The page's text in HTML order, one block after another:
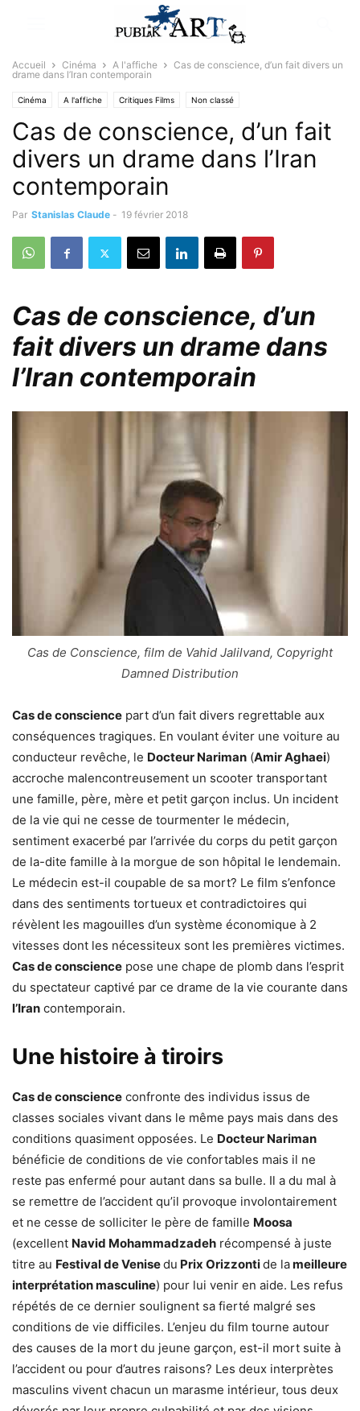
Accueil Cinéma A l'affiche
Cas de conscience, d’un fait divers un
drame dans l’Iran contemporain
Cinéma A l'affiche Critiques Films Non classé
Cas de conscience, d’un fait
divers un drame dans l’Iran
contemporain
Par Stanislas Claude - 19 février 2018
Cas de conscience, d’un
fait divers un drame dans
l’Iran contemporain
Cas de Conscience, film de Vahid Jalilvand, Copyright
Damned Distribution
Cas de conscience part d’un fait divers regrettable aux
conséquences tragiques. En voulant éviter une voiture au
conducteur revêche, le Docteur Nariman (Amir Aghaei)
accroche malencontreusement un scooter transportant
une famille, père, mère et petit garçon inclus. Un incident
de la vie qui ne cesse de tourmenter le médecin,
sentiment exacerbé par l’arrivée du corps du petit garçon
de la-dite famille à la morgue de son hôpital le lendemain.
Le médecin est-il coupable de sa mort? Le film s’enfonce
dans des sentiments tortueux et contradictoires qui
révèlent les magouilles d’un système économique à 2
vitesses dont les nécessiteux sont les premières victimes.
Cas de conscience pose une chape de plomb dans l’esprit
du spectateur captivé par ce drame de la vie courante dans
l’Iran contemporain.
Une histoire à tiroirs
Cas de conscience confronte des individus issus de
classes sociales vivant dans le même pays mais dans des
conditions quasiment opposées. Le Docteur Nariman
bénéficie de conditions de vie confortables mais il ne
reste pas enfermé pour autant dans sa bulle. Il a du mal à
se remettre de l’accident qu’il provoque involontairement
et ne cesse de solliciter le père de famille Moosa
(excellent Navid Mohammadzadeh récompensé à juste
titre au Festival de Venisedu Prix Orizzontide lameilleure
interprétation masculine) pour lui venir en aide. Les refus
répétés de ce dernier soulignent sa fierté malgré ses
conditions de vie difficiles. L’enjeu du film tourne autour
des causes de la mort du jeune garçon, est-il mort suite à
l’accident ou pour d’autres raisons? Les deux interprètes
masculins vivent chacun un marasme intérieur, tous deux